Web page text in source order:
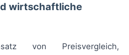
wirtschaftliche
von Preisvergleich,